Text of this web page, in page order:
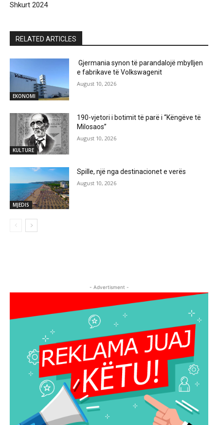
Shkurt 2024
RELATED ARTICLES
EKONOMI
Gjermania synon të parandalojë mbylljen
e fabrikave të Volkswagenit
August 10, 2026
KULTURE
190-vjetori i botimit të parë i “Këngëve të
Milosaos”
August 10, 2026
MJEDIS
Spille, një nga destinacionet e verës
August 10, 2026
- Advertisment -